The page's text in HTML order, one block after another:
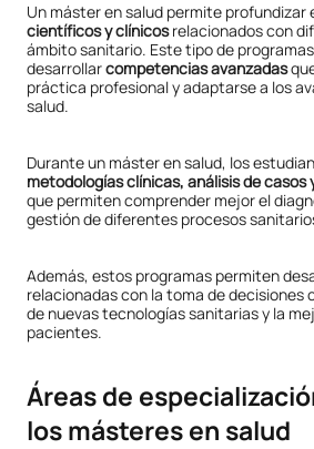
Un máster en salud permite profundizar
científicos y clínicosrelacionados con
ámbito sanitario. Este tipo de
desarrollarcompetencias avanzadas
práctica profesional y adaptarse a los
salud.
Durante un máster en salud, los
metodologías clínicas, análisis de
que permiten comprender mejor el
gestión de diferentes procesos
Además, estos programas permiten
relacionadas con la toma de decisiones
de nuevas tecnologías sanitarias y la
pacientes.
Áreas de
los másteres en salud